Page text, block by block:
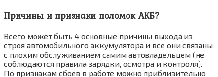
Причины и признаки поломок АКБ?
Всего может быть 4 основные причины выхода из
строя автомобильного аккумулятора и все они связаны
с плохим обслуживанием самим автовладельцем (не
соблюдаются правила зарядки, осмотра и контроля).
По признакам сбоев в работе можно приблизительно